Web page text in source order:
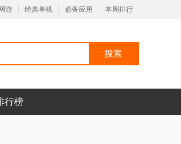
游 经典单机 必备应用 本周排行
行榜